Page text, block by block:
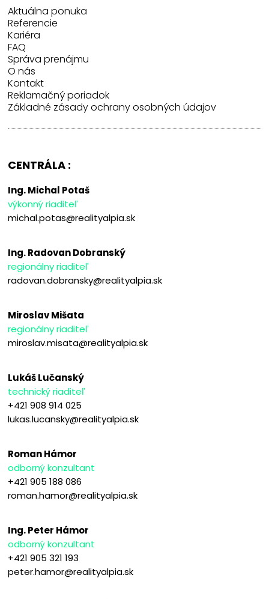
Aktuálna ponuka
Referencie
Kariéra
FAQ
Správa prenájmu
O nás
Kontakt
Reklamačný poriadok
Základné zásady ochrany osobných údajov
CENTRÁLA :
Ing. Michal Potaš
výkonný riaditeľ
michal.potas@realityalpia.sk
Ing. Radovan Dobranský
regionálny riaditeľ
radovan.dobransky@realityalpia.sk
Miroslav Mišata
regionálny riaditeľ
miroslav.misata@realityalpia.sk
Lukáš Lučanský
technický riaditeľ
+421 908 914 025
lukas.lucansky@realityalpia.sk
Roman Hámor
odborný konzultant
+421 905 188 086
roman.hamor@realityalpia.sk
Ing. Peter Hámor
odborný konzultant
+421 905 321 193
peter.hamor@realityalpia.sk